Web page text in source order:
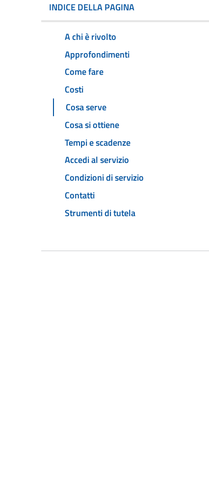
INDICE DELLA PAGINA
A chi è rivolto
Approfondimenti
Come fare
Costi
Cosa serve
Cosa si ottiene
Tempi e scadenze
Accedi al servizio
Condizioni di servizio
Contatti
Strumenti di tutela